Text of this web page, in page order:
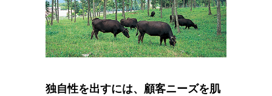
独自性を出すには、顧客ニーズを肌